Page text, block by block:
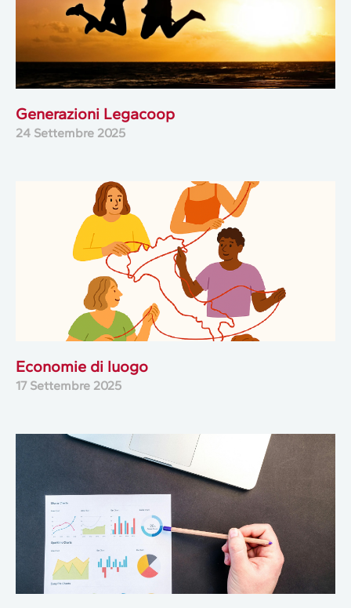
Generazioni Legacoop
24 Settembre 2025
Economie di luogo
17 Settembre 2025